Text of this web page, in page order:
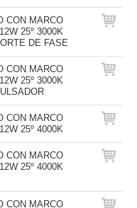
CON MARCO
25º 3000K
DE FASE
CON MARCO
25º 3000K
CON MARCO
25º 4000K
CON MARCO
25º 4000K
CON MARCO